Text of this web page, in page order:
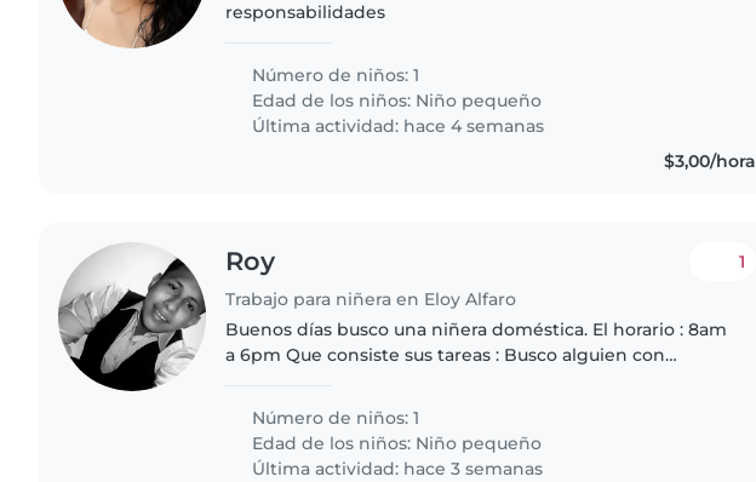
responsabilidades
Número de niños: 1
Edad de los niños: Niño pequeño
Última actividad: hace 4 semanas
$3,00/hora
Roy
Trabajo para niñera en Eloy Alfaro
1
Buenos días busco una niñera doméstica. El horario : 8am
a 6pm Que consiste sus tareas : Busco alguien con
de 2 años implementar..
Número de niños: 1
Edad de los niños: Niño pequeño
Última actividad: hace 3 semanas